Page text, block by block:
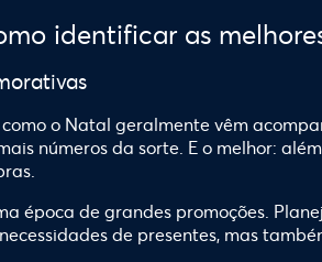
identificar as
o Natal geralmente vêm
números da sorte. E o melhor:
época de grandes promoções.
de presentes, mas